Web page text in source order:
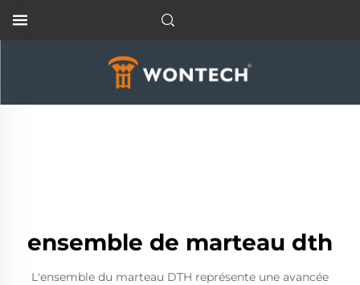
ensemble de marteau dth
L'ensemble du marteau DTH représente une avancée